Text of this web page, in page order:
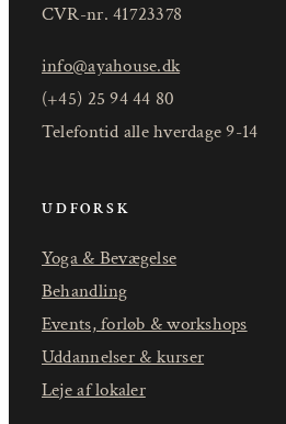
CVR-nr. 41723378
info@ayahouse.dk
(+45) 25 94 44 80
Telefontid alle hverdage 9-14
UDFORSK
Yoga & Bevægelse
Behandling
Events, forløb & workshops
Uddannelser & kurser
Leje af lokaler